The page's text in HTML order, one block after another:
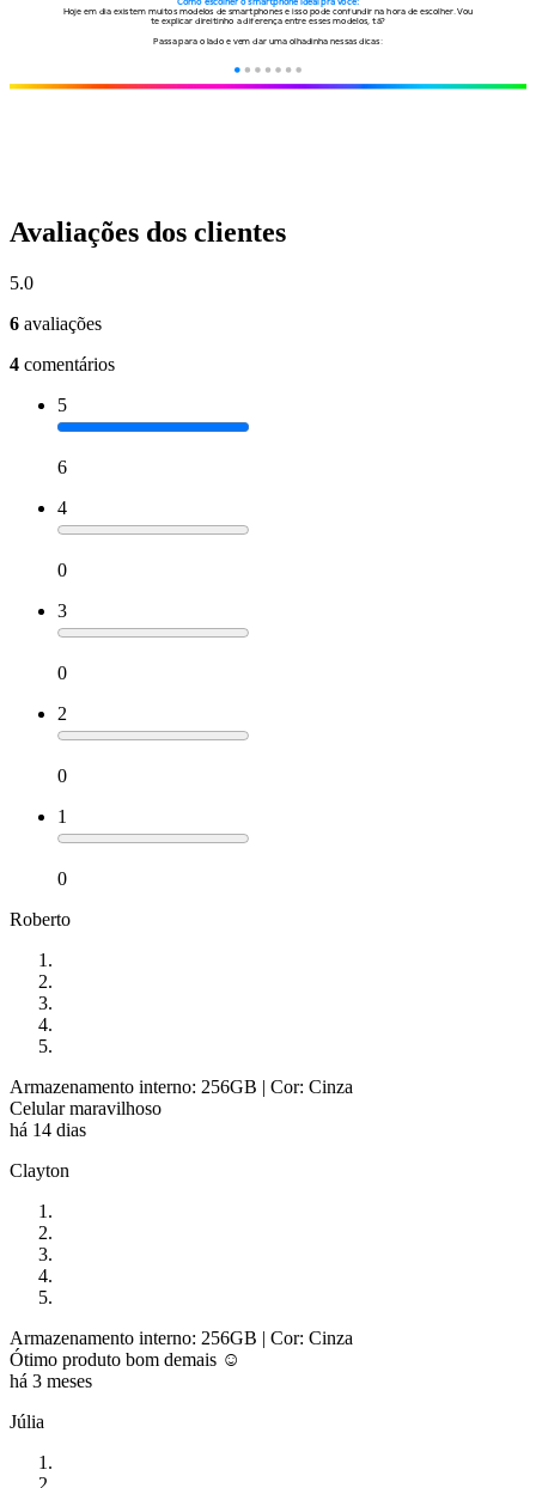
Avaliações dos clientes
5.0
6 avaliações
4 comentários
5
6
4
0
3
0
2
0
1
0
Roberto
Armazenamento interno: 256GB | Cor: Cinza
Celular maravilhoso
há 14 dias
Clayton
Armazenamento interno: 256GB | Cor: Cinza
Ótimo produto bom demais ☺️
há 3 meses
Júlia